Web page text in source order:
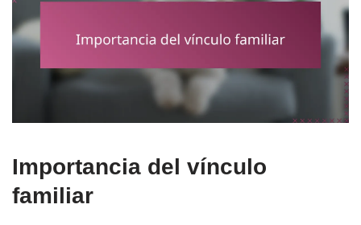
Importancia del vínculo
familiar